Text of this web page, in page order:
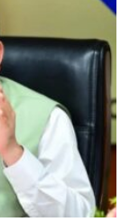
वंदे भारत स्लीपर ट्रेन
देश में पहली बार हो रहे
राजस्व के सभी मामलों का
ट्राइबल गेम्स, 14 फरवरी
ही मंच पर जनता को मिला
मुख्यमंत्री ने ‘जन-जन की